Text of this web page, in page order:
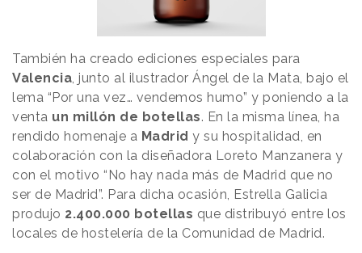
También ha creado ediciones especiales para
Valencia , junto al ilustrador Ángel de la Mata, bajo el
lema “Por una vez… vendemos humo” y poniendo a la
venta un millón de botellas. En la misma línea, ha
rendido homenaje a Madrid y su hospitalidad, en
colaboración con la diseñadora Loreto Manzanera y
con el motivo “No hay nada más de Madrid que no
ser de Madrid”. Para dicha ocasión, Estrella Galicia
produjo 2.400.000 botellas que distribuyó entre los
locales de hostelería de la Comunidad de Madrid.